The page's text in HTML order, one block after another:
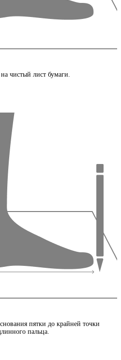
на чистый лист бумаги.
пятки до крайней точки
пальца.